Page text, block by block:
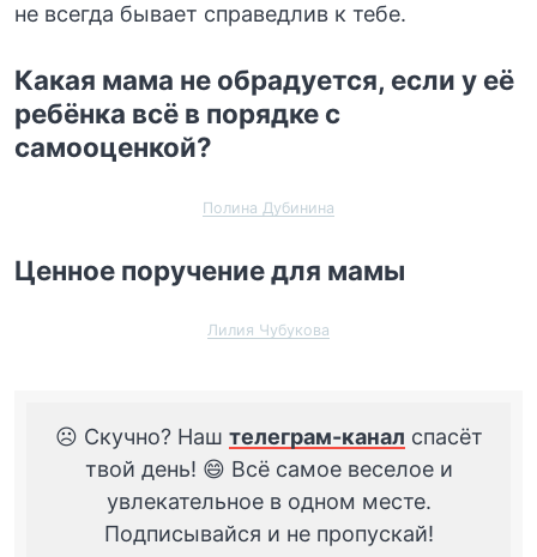
не всегда бывает справедлив к тебе.
Какая мама не обрадуется, если у её
ребёнка всё в порядке с
самооценкой?
Полина Дубинина
Ценное поручение для мамы
Лилия Чубукова
☹️ Скучно? Наш телеграм-канал спасёт
твой день! 😄 Всё самое веселое и
увлекательное в одном месте.
Подписывайся и не пропускай!